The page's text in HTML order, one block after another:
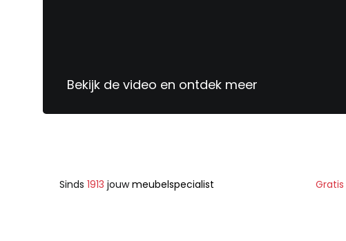
Bekijk de video en ontdek meer
Sinds 1913 jouwmeubelspecialist Gratis